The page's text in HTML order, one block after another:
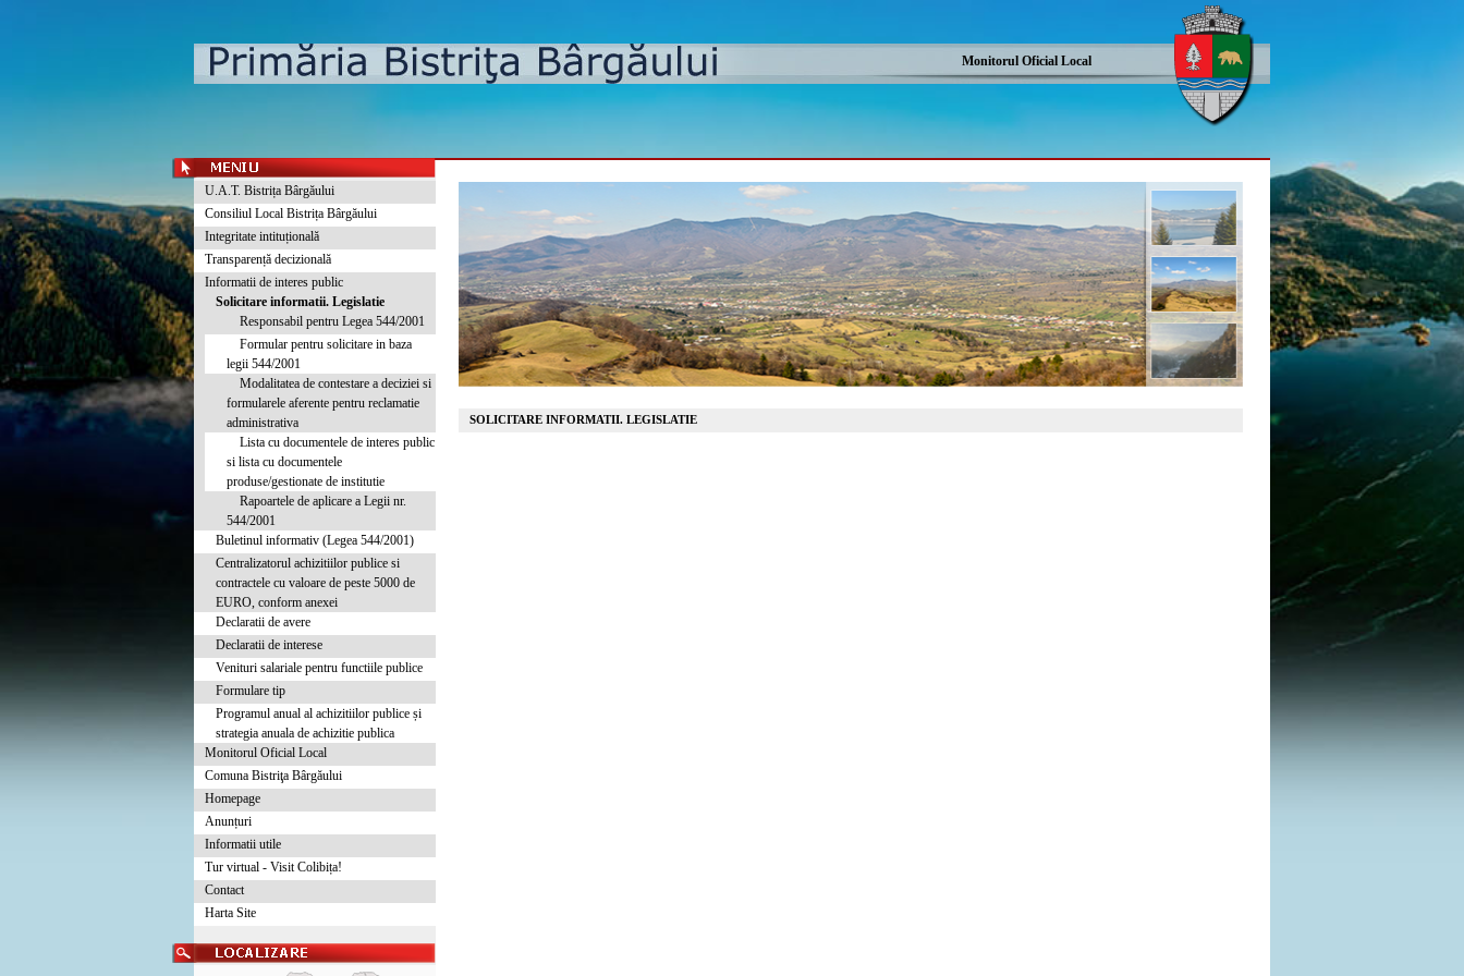
Monitorul Oficial Local
U.A.T. Bistrița Bârgăului
Consiliul Local Bistrița Bârgăului
Integritate intituțională
Transparență decizională
Informatii de interes public
Solicitare informatii. Legislatie
Responsabil pentru Legea 544/2001
Formular pentru solicitare in baza
legii 544/2001
Modalitatea de contestare a deciziei si
formularele aferente pentru reclamatie
administrativa
Lista cu documentele de interes public
si lista cu documentele
produse/gestionate de institutie
Rapoartele de aplicare a Legii nr.
544/2001
Buletinul informativ (Legea 544/2001)
Centralizatorul achizitiilor publice si
contractele cu valoare de peste 5000 de
EURO, conform anexei
Declaratii de avere
Declaratii de interese
Venituri salariale pentru functiile publice
Formulare tip
Programul anual al achizitiilor publice și
strategia anuala de achizitie publica
Monitorul Oficial Local
Comuna Bistriţa Bârgăului
Homepage
Anunțuri
Informatii utile
Tur virtual - Visit Colibița!
Contact
Harta Site
SOLICITARE INFORMATII. LEGISLATIE